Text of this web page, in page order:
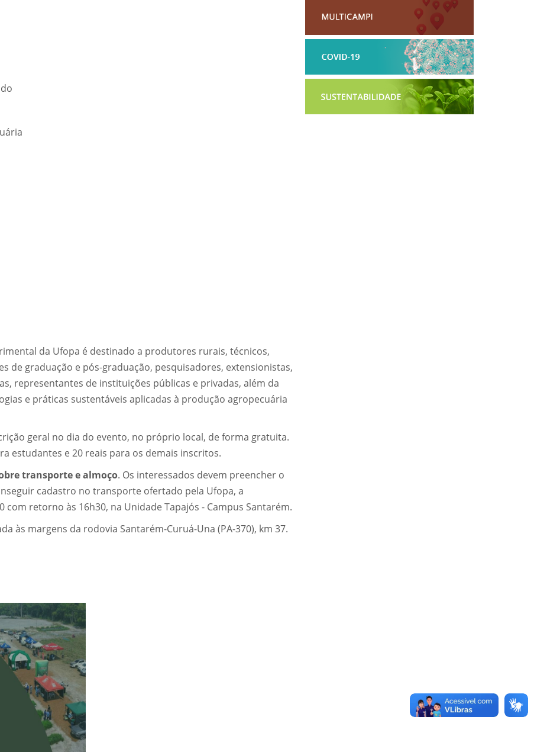
da Ufopa é destinado a produtores rurais, técnicos,
de graduação e pós-graduação, pesquisadores, extensionistas,
representantes de instituições públicas e privadas, além da
e práticas sustentáveis aplicadas à produção agropecuária
geral no dia do evento, no próprio local, de forma gratuita.
estudantes e 20 reais para os demais inscritos.
transporte e almoço. Os interessados devem preencher o
cadastro no transporte ofertado pela Ufopa, a
retorno às 16h30, na Unidade Tapajós - Campus Santarém.
às margens da rodovia Santarém-Curuá-Una (PA-370), km 37.